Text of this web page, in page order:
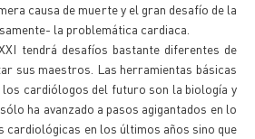
causa de muerte y el gran desafío de la
la problemática cardiaca.
tendrá desafíos bastante diferentes de
sus maestros. Las herramientas básicas
los cardiólogos del futuro son la biología y
ha avanzado a pasos agigantados en lo
cardiológicas en los últimos años sino que